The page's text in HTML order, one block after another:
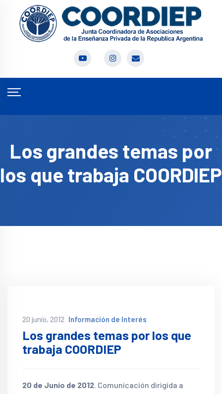
Los grandes temas por
los que trabaja COORDIEP
20 junio, 2012 Información de Interés
Los grandes temas por los que
trabaja COORDIEP
20 de Junio de 2012. Comunicación dirigida a